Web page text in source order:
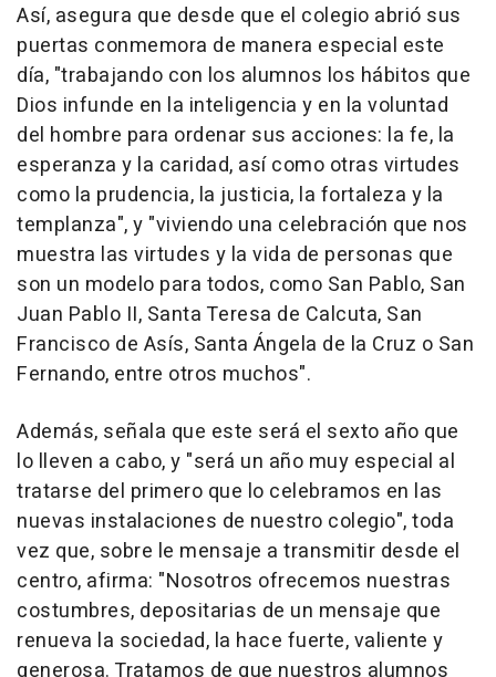
Así, asegura que desde que el colegio abrió sus
puertas conmemora de manera especial este
día, "trabajando con los alumnos los hábitos que
Dios infunde en la inteligencia y en la voluntad
del hombre para ordenar sus acciones: la fe, la
esperanza y la caridad, así como otras virtudes
como la prudencia, la justicia, la fortaleza y la
templanza", y "viviendo una celebración que nos
muestra las virtudes y la vida de personas que
son un modelo para todos, como San Pablo, San
Juan Pablo II, Santa Teresa de Calcuta, San
Francisco de Asís, Santa Ángela de la Cruz o San
Fernando, entre otros muchos".
Además, señala que este será el sexto año que
lo lleven a cabo, y "será un año muy especial al
tratarse del primero que lo celebramos en las
nuevas instalaciones de nuestro colegio", toda
vez que, sobre le mensaje a transmitir desde el
centro, afirma: "Nosotros ofrecemos nuestras
costumbres, depositarias de un mensaje que
renueva la sociedad, la hace fuerte, valiente y
generosa. Tratamos de que nuestros alumnos